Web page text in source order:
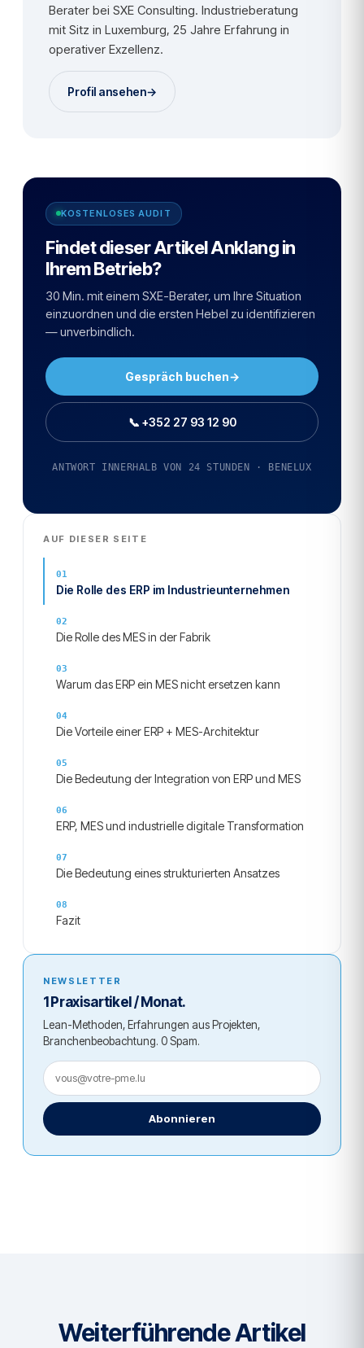
Berater bei SXE Consulting. Industrieberatung
mit Sitz in Luxemburg, 25 Jahre Erfahrung in
operativer Exzellenz.
Profil ansehen→
KOSTENLOSES AUDIT
Findet dieser Artikel Anklang in
Ihrem Betrieb?
30 Min. mit einem SXE-Berater, um Ihre Situation
einzuordnen und die ersten Hebel zu identifizieren
— unverbindlich.
Gespräch buchen→
📞 +352 27 93 12 90
ANTWORT INNERHALB VON 24 STUNDEN · BENELUX
AUF DIESER SEITE
Die Rolle des ERP im Industrieunternehmen
Die Rolle des MES in der Fabrik
Warum das ERP ein MES nicht ersetzen kann
Die Vorteile einer ERP + MES-Architektur
Die Bedeutung der Integration von ERP und MES
ERP, MES und industrielle digitale Transformation
Die Bedeutung eines strukturierten Ansatzes
Fazit
NEWSLETTER
1 Praxisartikel / Monat.
Lean-Methoden, Erfahrungen aus Projekten,
Branchenbeobachtung. 0 Spam.
Abonnieren
Weiterführende Artikel